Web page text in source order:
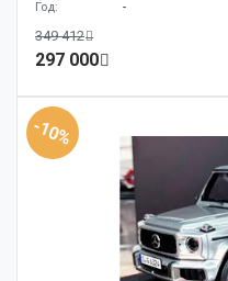
Год:
-
349 412
297 000
-10%